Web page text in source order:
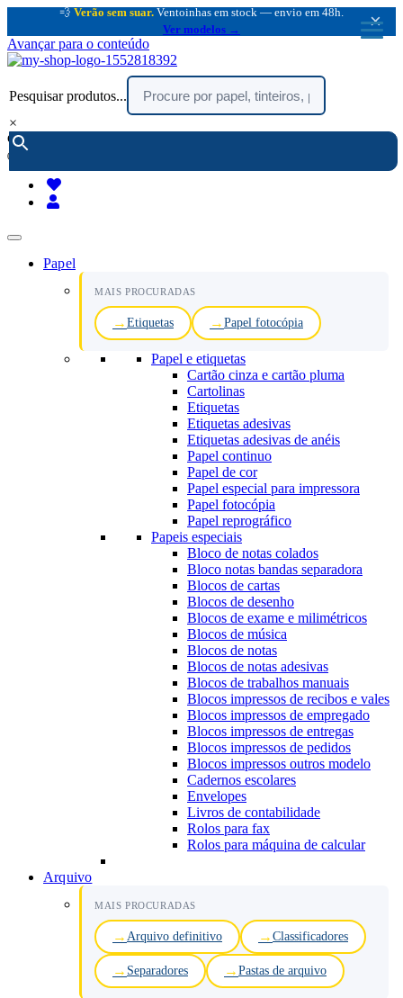
💨 Verão sem suar. Ventoinhas em stock — envio em 48h.
Ver modelos →
×
Avançar para o conteúdo
Pesquisar produtos...
×
encomendar por telefone :
(chamada rede fixa nacional)
Papel
MAIS PROCURADAS
Etiquetas Papel fotocópia
Papel e etiquetas
Cartão cinza e cartão pluma
Cartolinas
Etiquetas
Etiquetas adesivas
Etiquetas adesivas de anéis
Papel continuo
Papel de cor
Papel especial para impressora
Papel fotocópia
Papel reprográfico
Papeis especiais
Bloco de notas colados
Bloco notas bandas separadora
Blocos de cartas
Blocos de desenho
Blocos de exame e milimétricos
Blocos de música
Blocos de notas
Blocos de notas adesivas
Blocos de trabalhos manuais
Blocos impressos de recibos e vales
Blocos impressos de empregado
Blocos impressos de entregas
Blocos impressos de pedidos
Blocos impressos outros modelo
Cadernos escolares
Envelopes
Livros de contabilidade
Rolos para fax
Rolos para máquina de calcular
Arquivo
MAIS PROCURADAS
Arquivo definitivo Classificadores
Separadores Pastas de arquivo